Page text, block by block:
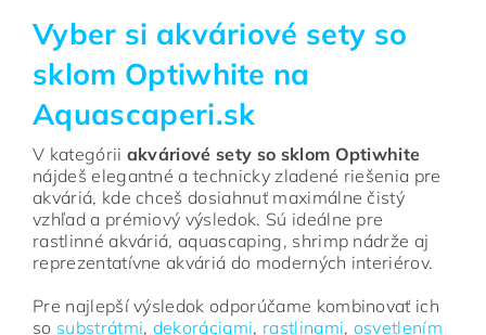
Vyber si akváriové sety so
sklom Optiwhite na
Aquascaperi.sk
V kategórii akváriové sety so sklom Optiwhite
nájdeš elegantné a technicky zladené riešenia pre
akváriá, kde chceš dosiahnuť maximálne čistý
vzhľad a prémiový výsledok. Sú ideálne pre
rastlinné akváriá, aquascaping, shrimp nádrže aj
reprezentatívne akváriá do moderných interiérov.
Pre najlepší výsledok odporúčame kombinovať ich
so substrátmi, dekoráciami, rastlinami, osvetlením